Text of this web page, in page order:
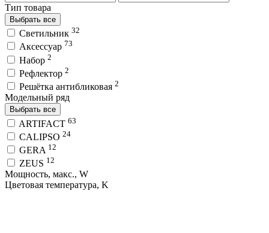
Тип товара
Выбрать все
Светильник 32
Аксессуар 73
Набор 2
Рефлектор 2
Решётка антибликовая 2
Модельный ряд
Выбрать все
ARTIFACT 63
CALIPSO 24
GERA 12
ZEUS 12
Мощность, макс., W
Цветовая температура, K